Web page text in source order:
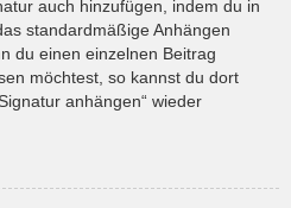
auch hinzufügen, indem du in
standardmäßige Anhängen
du einen einzelnen Beitrag
möchtest, so kannst du dort
anhängen“ wieder